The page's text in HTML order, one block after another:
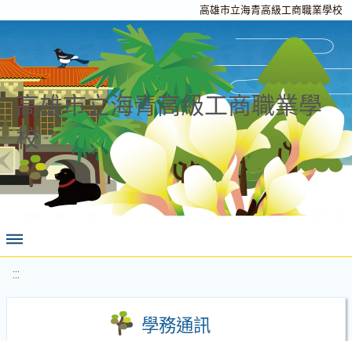
高雄市立海青高級工商職業學校
高雄市立海青高級工商職業學
校
:::
學務通訊